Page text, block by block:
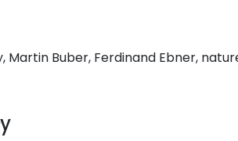
Martin Buber, Ferdinand Ebner,